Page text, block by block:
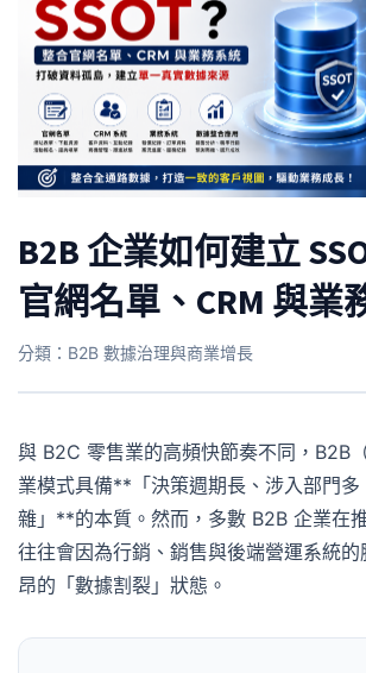
B2B 企業如何建立
官網名單、CRM 與業
分類：B2B 數據治理與商業增長
與 B2C 零售業的高頻快節奏不同，B2B
業模式具備**「決策週期長、涉入部門多
雜」**的本質。然而，多數 B2B 企業在
往往會因為行銷、銷售與後端營運系統
昂的「數據割裂」狀態。